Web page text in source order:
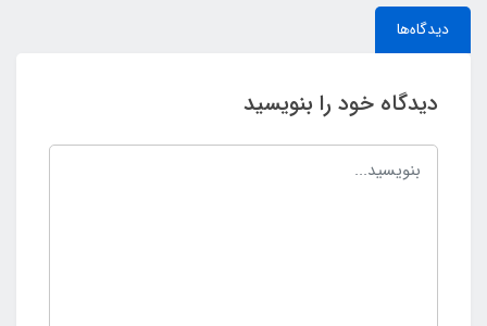
دیدگاه‌ها
دیدگاه خود را بنویسید